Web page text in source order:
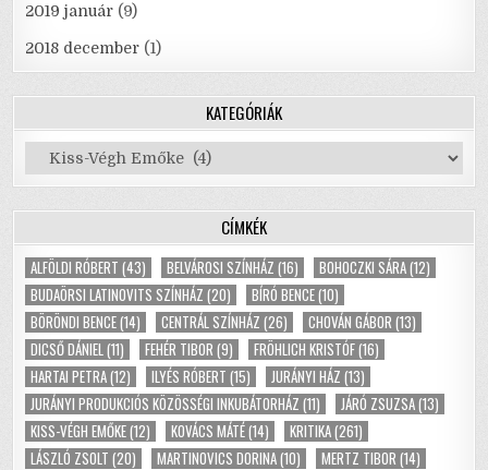
2019 január (9)
2018 december (1)
KATEGÓRIÁK
Kategóriák
CÍMKÉK
ALFÖLDI RÓBERT (43) BELVÁROSI SZÍNHÁZ (16) BOHOCZKI SÁRA(12)
BUDAÖRSI LATINOVITS SZÍNHÁZ (20) BÍRÓ BENCE(10)
BÖRÖNDI BENCE(14) CENTRÁL SZÍNHÁZ (26) CHOVÁN GÁBOR (13)
DICSŐ DÁNIEL (11) FEHÉR TIBOR (9) FRÖHLICH KRISTÓF(16)
HARTAI PETRA(12) ILYÉS RÓBERT (15) JURÁNYI HÁZ (13)
JURÁNYI PRODUKCIÓS KÖZÖSSÉGI INKUBÁTORHÁZ (11) JÁRÓ ZSUZSA(13)
KISS-VÉGH EMŐKE(12) KOVÁCS MÁTÉ(14) KRITIKA(261)
LÁSZLÓ ZSOLT (20) MARTINOVICS DORINA(10) MERTZ TIBOR (14)